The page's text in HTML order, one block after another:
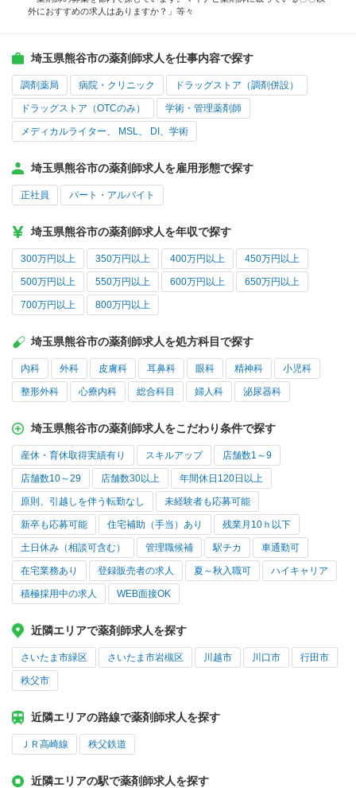
外におすすめの求人はありますか？」等々
埼玉県熊谷市の薬剤師求人を仕事内容で探す
調剤薬局 病院・クリニック ドラッグストア（調剤併設）
ドラッグストア（OTCのみ） 学術・管理薬剤師
メディカルライター、 MSL、 DI、学術
埼玉県熊谷市の薬剤師求人を雇用形態で探す
正社員 パート・アルバイト
埼玉県熊谷市の薬剤師求人を年収で探す
300万円以上 350万円以上 400万円以上 450万円以上
500万円以上 550万円以上 600万円以上 650万円以上
700万円以上 800万円以上
埼玉県熊谷市の薬剤師求人を処方科目で探す
内科 外科 皮膚科 耳鼻科 眼科 精神科 小児科
整形外科 心療内科 総合科目 婦人科 泌尿器科
埼玉県熊谷市の薬剤師求人をこだわり条件で探す
産休・育休取得実績有り スキルアップ 店舗数1～9
店舗数10～29 店舗数30以上 年間休日120日以上
原則、引越しを伴う転勤なし 未経験者も応募可能
新卒も応募可能 住宅補助（手当）あり 残業月10ｈ以下
土日休み（相談可含む） 管理職候補 駅チカ 車通勤可
在宅業務あり 登録販売者の求人 夏～秋入職可 ハイキャリア
積極採用中の求人 WEB面接OK
近隣エリアで薬剤師求人を探す
さいたま市緑区 さいたま市岩槻区 川越市 川口市 行田市
秩父市
近隣エリアの路線で薬剤師求人を探す
ＪＲ高崎線 秩父鉄道
近隣エリアの駅で薬剤師求人を探す